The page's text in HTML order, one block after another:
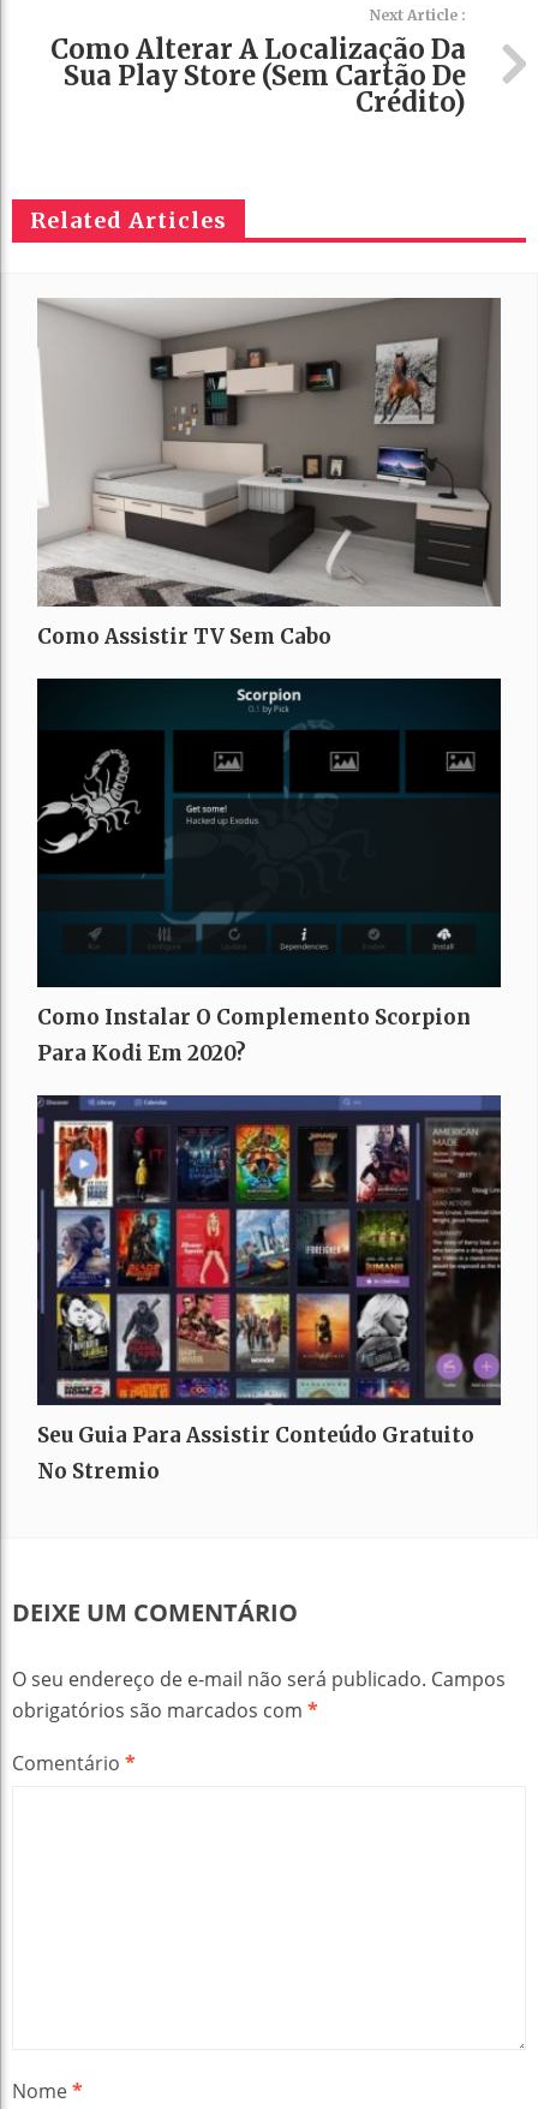
Next Article :
Como Alterar A Localização Da
Sua Play Store (sem Cartão De
Crédito)
Related Articles
Como Assistir TV Sem Cabo
Como Instalar O Complemento Scorpion
Para Kodi Em 2020?
Seu Guia Para Assistir Conteúdo Gratuito
No Stremio
DEIXE UM COMENTÁRIO
O seu endereço de e-mail não será publicado. Campos
obrigatórios são marcados com *
Comentário *
Nome*